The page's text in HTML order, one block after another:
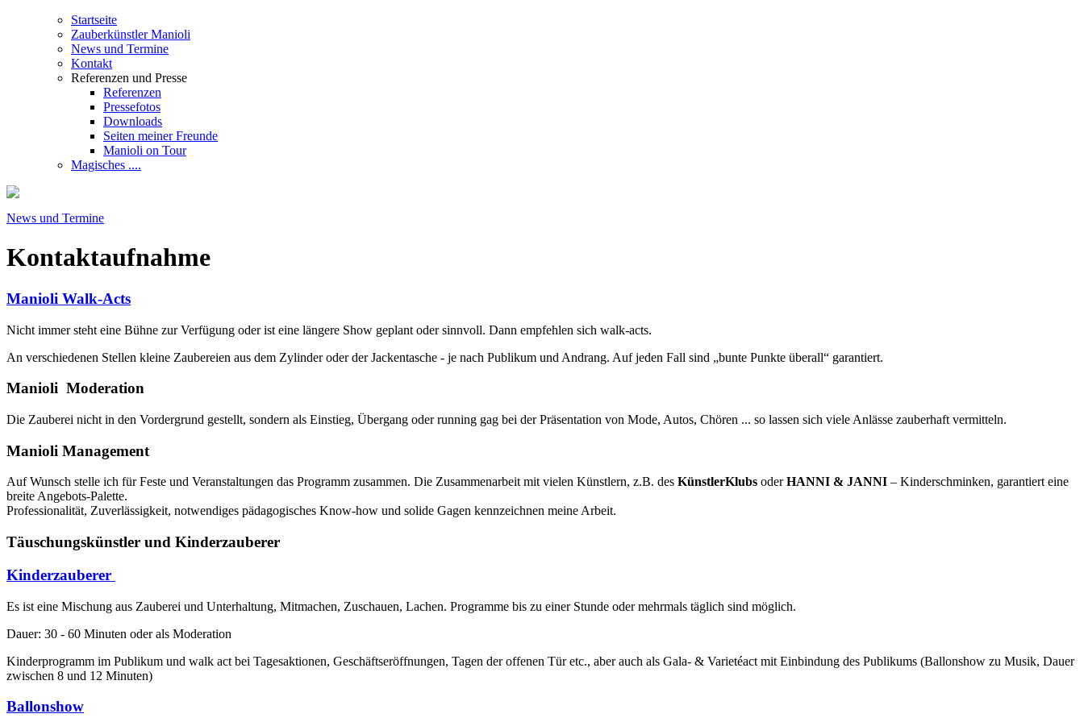
Startseite
Zauberkünstler Manioli
News und Termine
Kontakt
Referenzen und Presse
Referenzen
Pressefotos
Downloads
Seiten meiner Freunde
Manioli on Tour
Magisches ....
News und Termine
Kontaktaufnahme
Manioli Walk-Acts
Nicht immer steht eine Bühne zur Verfügung oder ist eine längere Show geplant oder sinnvoll. Dann empfehlen sich walk-acts.
An verschiedenen Stellen kleine Zaubereien aus dem Zylinder oder der Jackentasche - je nach Publikum und Andrang. Auf jeden Fall sind „bunte Punkte überall“ garantiert.
Manioli Moderation
Die Zauberei nicht in den Vordergrund gestellt, sondern als Einstieg, Übergang oder running gag bei der Präsentation von Mode, Autos, Chören ... so lassen sich viele Anlässe zauberhaft vermitteln.
Manioli Management
Auf Wunsch stelle ich für Feste und Veranstaltungen das Programm zusammen. Die Zusammenarbeit mit vielen Künstlern, z.B. des KünstlerKlubs oderHANNI & JANNI – Kinderschminken, garantiert eine
breite Angebots-Palette.
Professionalität, Zuverlässigkeit, notwendiges pädagogisches Know-how und solide Gagen kennzeichnen meine Arbeit.
Täuschungskünstler und Kinderzauberer
Kinderzauberer
Es ist eine Mischung aus Zauberei und Unterhaltung, Mitmachen, Zuschauen, Lachen. Programme bis zu einer Stunde oder mehrmals täglich sind möglich.
Dauer: 30 - 60 Minuten oder als Moderation
Kinderprogramm im Publikum und walk act bei Tagesaktionen, Geschäftseröffnungen, Tagen der offenen Tür etc., aber auch als Gala- & Varietéact mit Einbindung des Publikums (Ballonshow zu Musik, Dauer
zwischen 8 und 12 Minuten)
Ballonshow